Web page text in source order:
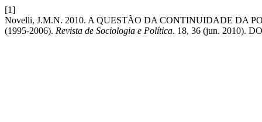
[1]
Novelli, J.M.N. 2010. A QUESTÃO DA CONTINUIDADE DA
(1995-2006). Revista de Sociologia e Política. 18, 36 (jun. 2010).